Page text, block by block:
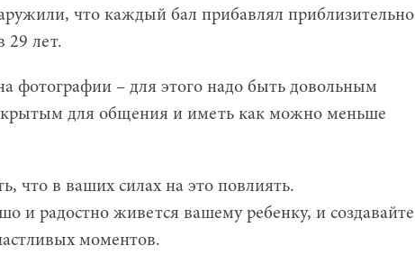
что каждый бал прибавлял приблизительно
29 лет.
фотографии – для этого надо быть довольным
для общения и иметь как можно меньше
что в ваших силах на это повлиять.
и радостно живется вашему ребенку, и создавайте
моментов.